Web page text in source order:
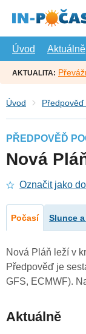
hlavní
Úvod
Aktuálně
AKTUALITA:
Úvod
PŘEDPOVĚĎ
Nová
Označit jako
Počasí Slunce
Nová Pláň leží v
Předpověď je
GFS, ECMWF).
Aktuálně